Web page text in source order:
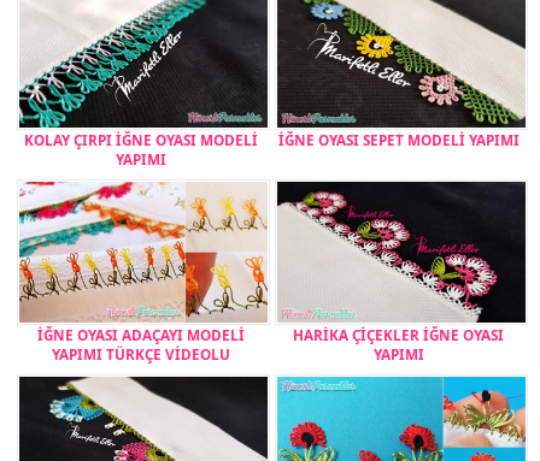
KOLAY ÇIRPI İĞNE OYASI MODELİ
YAPIMI
İĞNE OYASI SEPET MODELİ YAPIMI
İĞNE OYASI ADAÇAYI MODELİ
YAPIMI TÜRKÇE VİDEOLU
HARİKA ÇİÇEKLER İĞNE OYASI
YAPIMI